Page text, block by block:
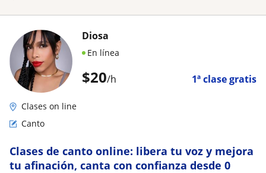
$20/h 1ª clase gratis
Diosa
En línea
Clases on line
Canto
Clases de canto online: libera tu voz y mejora
tu afinación, canta con confianza desde 0